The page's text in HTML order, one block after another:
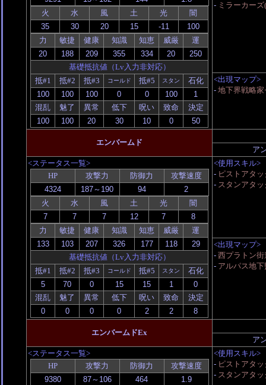
火 水 風 土 光 闇
力 敏捷 健康 知識 知恵 威厳 運
基礎抵抗値（Lv入力非対応）
抵#1
抵#2 抵#3 コールド 抵#5 スタン 石化
混乱 魅了 異常 低下 呪い 致命 決定
- ミラーカー
<出現マップ>
- 地下界戦略
エンバームド
ア
<ステータス一覧>
HP
攻撃力 防御力 攻撃速度
火 水 風 土 光 闇
力 敏捷 健康 知識 知恵 威厳 運
基礎抵抗値（Lv入力非対応）
抵#1
抵#2 抵#3 コールド 抵#5 スタン 石化
混乱 魅了 異常 低下 呪い 致命 決定
<使用スキル>
- ピストアタッ
- スタンアタッ
<出現マップ>
- 西プラトン街
- アルパス地
エンバームドEx
ア
<ステータス一覧>
HP
攻撃力 防御力 攻撃速度
<使用スキル>
- ピストアタッ
- スタンアタッ